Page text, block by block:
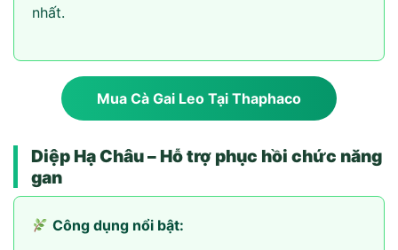
nhất.
Mua Cà Gai Leo Tại Thaphaco
Diệp Hạ Châu – Hỗ trợ phục hồi chức năng
gan
Công dụng nổi bật: